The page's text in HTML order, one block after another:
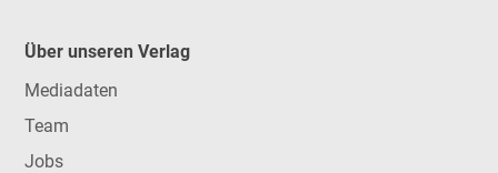
Über unseren Verlag
Mediadaten
Team
Jobs